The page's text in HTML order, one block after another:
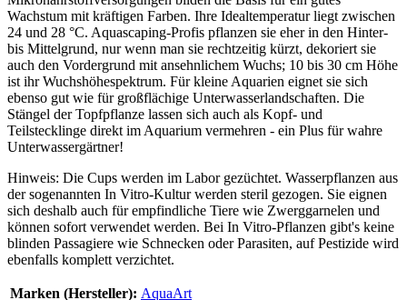
Wachstum mit kräftigen Farben. Ihre Idealtemperatur liegt zwischen
24 und 28 °C. Aquascaping-Profis pflanzen sie eher in den Hinter-
bis Mittelgrund, nur wenn man sie rechtzeitig kürzt, dekoriert sie
auch den Vordergrund mit ansehnlichem Wuchs; 10 bis 30 cm Höhe
ist ihr Wuchshöhespektrum. Für kleine Aquarien eignet sie sich
ebenso gut wie für großflächige Unterwasserlandschaften. Die
Stängel der Topfpflanze lassen sich auch als Kopf- und
Teilstecklinge direkt im Aquarium vermehren - ein Plus für wahre
Unterwassergärtner!
Hinweis: Die Cups werden im Labor gezüchtet. Wasserpflanzen aus
der sogenannten In Vitro-Kultur werden steril gezogen. Sie eignen
sich deshalb auch für empfindliche Tiere wie Zwerggarnelen und
können sofort verwendet werden. Bei In Vitro-Pflanzen gibt's keine
blinden Passagiere wie Schnecken oder Parasiten, auf Pestizide wird
ebenfalls komplett verzichtet.
Marken (Hersteller): AquaArt